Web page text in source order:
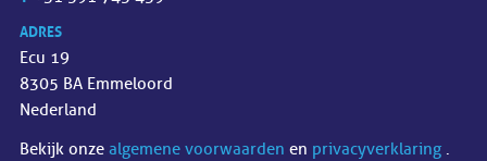
ADRES
Ecu 19
8305 BA Emmeloord
Nederland
Bekijk onze algemene voorwaarden en privacyverklaring .